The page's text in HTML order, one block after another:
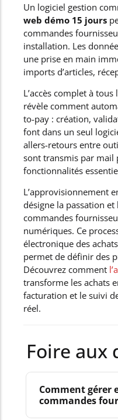
Un logiciel gestion
web démo 15 jours
commandes
installation. Les
une prise en main
imports d’articles,
L’accès complet à
révèle comment
to-pay : création,
font dans un seul
allers-retours entre
sont transmis par mail
fonctionnalités
L’approvisionnement
désigne la passation
commandes
numériques. Ce
électronique des
permet de définir des
Découvrez comment
transforme les achats
facturation et le suivi
réel.
Foire aux
Comment gérer
commandes